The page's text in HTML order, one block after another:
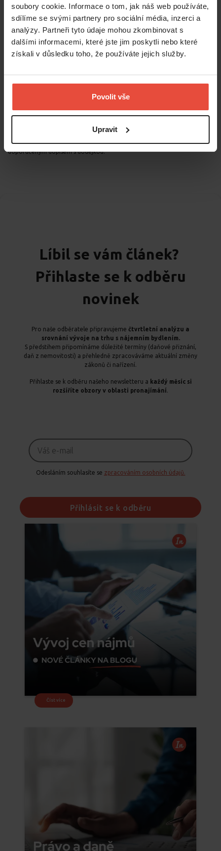
soubory cookie. Informace o tom, jak náš web používáte,
sdílíme se svými partnery pro sociální média, inzerci a
analýzy. Partneři tyto údaje mohou zkombinovat s
dalšími informacemi, které jste jim poskytli nebo které
získali v důsledku toho, že používáte jejich služby.
Povolit vše
Upravit
nájemníkem přestává fungovat . Například v případech:
nežije,
má dluh na nájmu či službách, ale kratší než tři měsíce – pak se jedná
v bytě dlouhodobě hromadí odpad, který zapáchá, přitahuje škůdce
narušuje bezpečnost či kvalitu bydlení.
Ve všech těchto případech platí, že výpověď musí být písemná,
obsahovat důvod výpovědia musí být řádně doručena – ideálně
doporučeným dopisem s dodejkou.
Líbil se vám článek?
Přihlaste se k odběru
novinek
Pro naše odběratele připravujeme čtvrtletní analýzu a
srovnání vývoje na trhu s nájemním bydlením.
S předstihem připomínáme důležité termíny (daňové přiznání,
daň z nemovitosti) a přehledně zpracováváme aktuální změny
zákonů či nařízení.
Přihlaste se k odběru našeho newsletteru a každý měsíc si
rozšíříte obzory v oblasti pronajímání.
Odesláním souhlasíte se zpracováním osobních údajů.
Přihlásit se k odběru
Číst více